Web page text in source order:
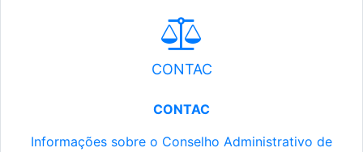
CONTAC
CONTAC
Informações sobre o Conselho Administrativo de